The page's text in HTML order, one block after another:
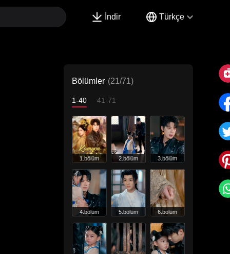
İndir Türkçe
Bölümler (21/71)
1-40 41-71
1.bölüm 2.bölüm 3.bölüm
4.bölüm 5.bölüm 6.bölüm